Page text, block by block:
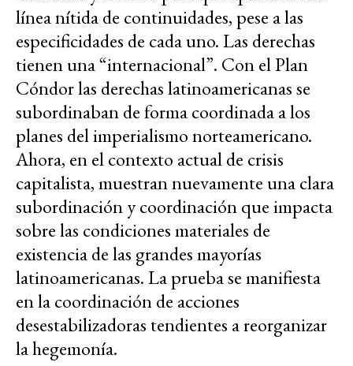
línea nítida de continuidades, pese a las
especificidades de cada uno. Las derechas
tienen una “internacional”. Con el Plan
Cóndor las derechas latinoamericanas se
subordinaban de forma coordinada a los
planes del imperialismo norteamericano.
Ahora, en el contexto actual de crisis
capitalista, muestran nuevamente una clara
subordinación y coordinación que impacta
sobre las condiciones materiales de
existencia de las grandes mayorías
latinoamericanas. La prueba se manifiesta
en la coordinación de acciones
desestabilizadoras tendientes a reorganizar
la hegemonía.